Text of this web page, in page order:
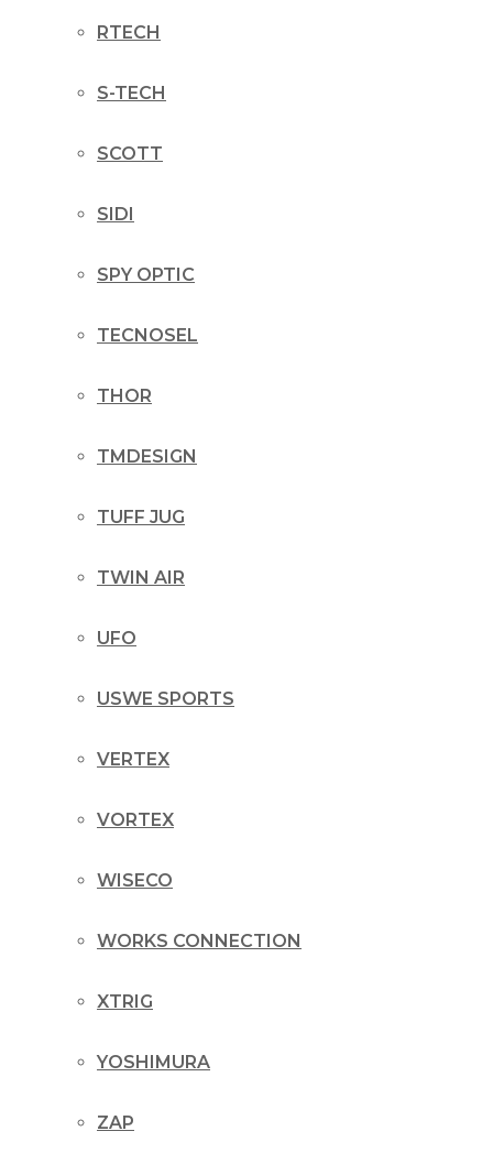
RTECH
S-TECH
SCOTT
SIDI
SPY OPTIC
TECNOSEL
THOR
TMDESIGN
TUFF JUG
TWIN AIR
UFO
USWE SPORTS
VERTEX
VORTEX
WISECO
WORKS CONNECTION
XTRIG
YOSHIMURA
ZAP